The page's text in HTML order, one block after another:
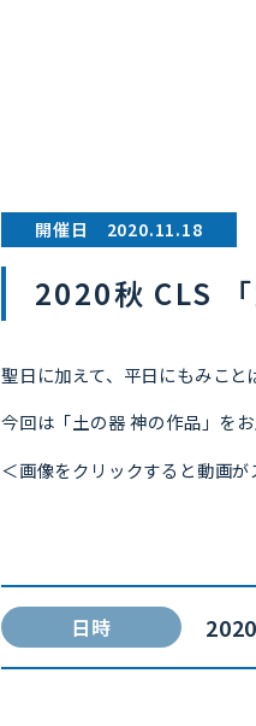
開催日 2020.11.18
2020秋 CLS
聖日に加えて、平日にもみこと
今回は「土の器 神の作品」を
＜画像をクリックすると動画
日時